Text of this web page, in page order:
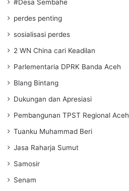
#Desa Sembahe
perdes penting
sosialisasi perdes
2 WN China cari Keadilan
Parlementaria DPRK Banda Aceh
Blang Bintang
Dukungan dan Apresiasi
Pembangunan TPST Regional Aceh
Tuanku Muhammad Beri
Jasa Raharja Sumut
Samosir
Senam